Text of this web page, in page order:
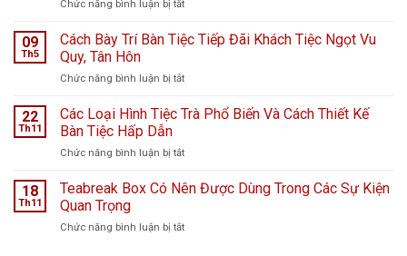
viện
Hà
ngày
bão
chuyện
Cầu
Chức năng bình luận bị tắtở
Teabreak
Khai
Cửa
nước
Perfume
09
Th5
Cách Bày Trí Bàn Tiệc Tiếp Đãi Khách Tiệc Ngọt Vu
Quy, Tân Hôn
Chức năng bình luận bị tắtở
Bày
Tiệc
Đãi
Ngọt
22
Th11
Các Loại Hình Tiệc Trà Phổ Biến Và Cách Thiết Kế
Bàn Tiệc Hấp Dẫn
Chức năng bình luận bị tắtở
Loại
Trà
18
Th11
Teabreak Box Có Nên Được Dùng Trong Các Sự Kiện
Quan Trọng
Chức năng bình luận bị tắtở